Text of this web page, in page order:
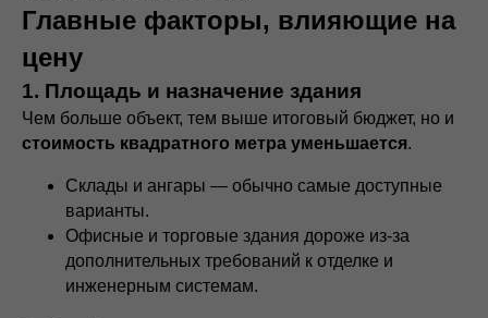
Главные факторы, влияющие на
цену
1. Площадь и назначение здания
Чем больше объект, тем выше итоговый бюджет, но и
стоимость квадратного метра уменьшается.
Склады и ангары — обычно самые доступные
варианты.
Офисные и торговые здания дороже из-за
дополнительных требований к отделке и
инженерным системам.